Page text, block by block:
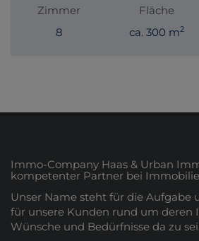
Zimmer
8
Fläche
ca. 300 m2
Immo-Company Haas & Urban
kompetenter Partner bei
Unser Name steht für die Aufgabe
für unsere Kunden rund um deren
Wünsche und Bedürfnisse da zu